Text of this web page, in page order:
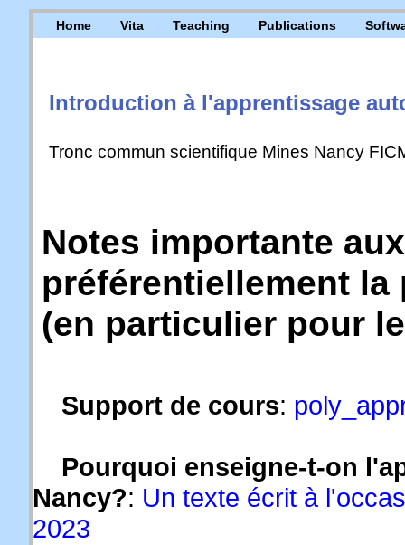
Home Vita Teaching Publications
Introduction à l'apprentissage
Tronc commun scientifique Mines Nancy
Notes importante
préférentiellement la
(en particulier pour
Support de cours:
Pourquoi enseigne-t-on
Nancy?: Un texte écrit à
2023